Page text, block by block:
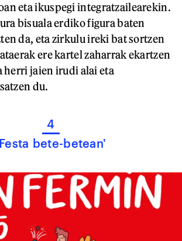
eta ikuspegi integratzailearekin.
bisuala erdiko figura baten
da, eta zirkulu ireki bat sortzen
ere kartel zaharrak ekartzen
herri jaien irudi alai eta
du.
4
bete-betean'